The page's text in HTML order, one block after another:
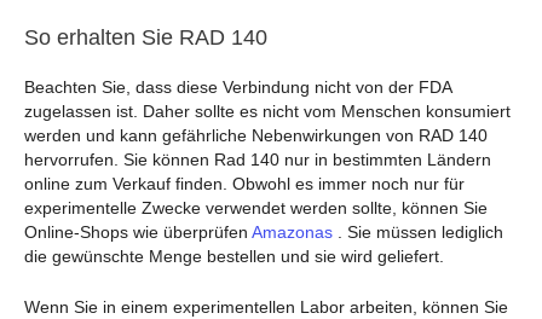
So erhalten Sie RAD 140
Beachten Sie, dass diese Verbindung nicht von der FDA
zugelassen ist. Daher sollte es nicht vom Menschen konsumiert
werden und kann gefährliche Nebenwirkungen von RAD 140
hervorrufen. Sie können Rad 140 nur in bestimmten Ländern
online zum Verkauf finden. Obwohl es immer noch nur für
experimentelle Zwecke verwendet werden sollte, können Sie
Online-Shops wie überprüfen Amazonas . Sie müssen lediglich
die gewünschte Menge bestellen und sie wird geliefert.
Wenn Sie in einem experimentellen Labor arbeiten, können Sie